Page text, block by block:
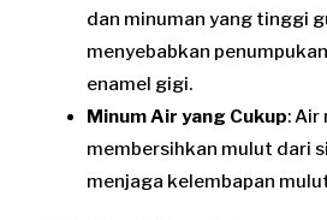
dan minuman yang tinggi
menyebabkan
enamel gigi.
Minum Air yang Cukup: Air
membersihkan mulut dari
menjaga kelembapan